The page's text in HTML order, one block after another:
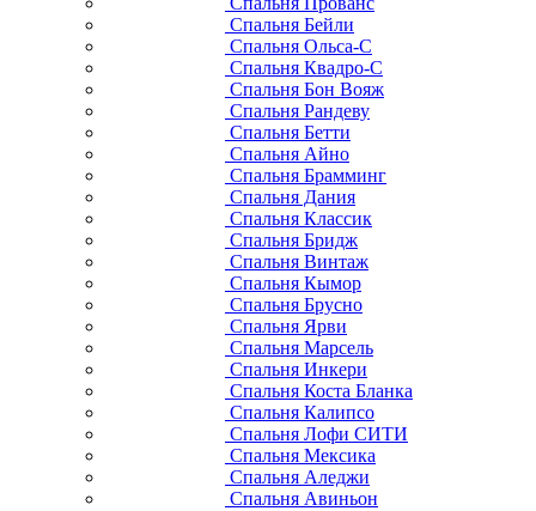
Спальня Бейли
Спальня Ольса-С
Спальня Квадро-С
Спальня Бон Вояж
Спальня Рандеву
Спальня Бетти
Спальня Айно
Спальня Брамминг
Спальня Дания
Спальня Классик
Спальня Бридж
Спальня Винтаж
Спальня Кымор
Спальня Брусно
Спальня Ярви
Спальня Марсель
Спальня Инкери
Спальня Коста Бланка
Спальня Калипсо
Спальня Лофи СИТИ
Спальня Мексика
Спальня Аледжи
Спальня Авиньон